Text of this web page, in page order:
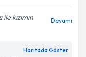
kızımın
Devamı
Haritada Göster